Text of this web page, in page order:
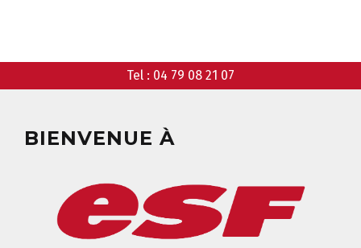
CONSIGNES
DÉPART DES COURS
À PARTIR DE 400€
Tel : 04 79 08 21 07
BIENVENUE À